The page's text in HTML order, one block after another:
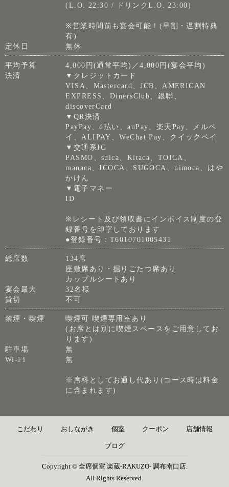
(L.O. 22:30 / ドリンクL.O. 23:00)
※営業時間前も宴会可能！(早割・遅割特典
有)
定休日
無休
平均予算
4,000円(通常平均)／4,000円(宴会平均)
決済
▼クレジットカード
VISA、Mastercard、JCB、AMERICAN
EXPRESS、DinersClub、銀聯、
discoverCard
▼QR決済
PayPay、d払い、auPay、楽天Pay、メルペ
イ、ALIPAY、WeChat Pay、クイックペイ
▼交通系IC
PASMO、suica、Kitaca、TOICA、
manaca、ICOCA、SUGOCA、nimoca、はや
かけん
▼電子マネー
ID
※レシート及び領収書にインボイス制度の登
録番号を印字しております
●登録番号：T6010701005431
総席数
134席
座敷席あり・掘りごたつ席あり
カップルシートあり
宴会最大
32名様
貸切
不可
禁煙・喫煙
喫煙可 喫煙専用室あり
(お席とは別に喫煙スペースをご用意してお
ります)
駐車場
無
Wi-Fi
無
※席料としてお通し代あり(コース時は料金
に含まれます)
こだわり おしながき 個室 クーポン 店舗情報
ブログ
Copyright © 全席個室 楽蔵‐RAKUZO‐ 調布南口店.
All Rights Reserved.